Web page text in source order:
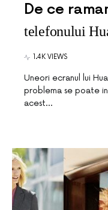
De ce
telefonului
1.4K VIEWS
Uneori ecranul lui
problema se poate
acest…